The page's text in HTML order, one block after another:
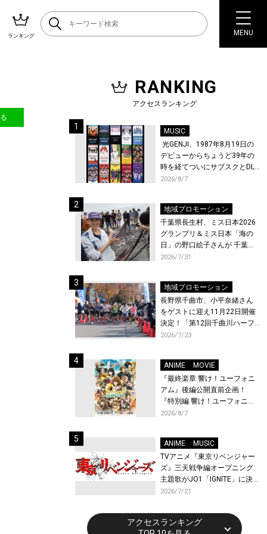
ランキング MENU
RANKING
アクセスランキング
MUSIC
光GENJI、1987年8月19日の
デビューからちょうど39年の
時を経てついにサブスクとDL
配信が解禁！
2026/8/7
地域プロモーション
千葉県長生村、ミス日本2026
グランプリ＆ミス日本「海の
日」の野口絵子さんが 千葉県
唯一の村・長生村で地引網を
2026/7/31
地域プロモーション
長野県千曲市、小平奈緒さん
をゲストに迎え11月22日開催
決定！「第12回千曲川ハーフ
マラソン」エントリー受付開
2026/7/23
ANIME
MOVIE
『最終楽章 響け！ユーフォニ
アム』後編公開直前企画！
『特別編 響け！ユーフォニア
ム〜アンサンブルコンテス
映が決定！
2026/8/7
ANIME
MUSIC
TVアニメ『東京リベンジャー
ズ』三天戦争編オープニング
主題歌がJO1「IGNITE」に決
定！メンバー全員から喜びと
トが到着！9月に東京・大阪で
先行上映会を開催！
2026/7/21
アクセスランキング